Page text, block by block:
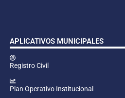
APLICATIVOS MUNICIPALES
Registro Civil
Plan Operativo Institucional